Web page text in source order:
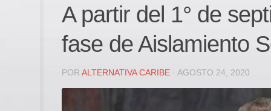
A partir del 1° de
fase de Aislamiento
POR ALTERNATIVA CARIBE · AGOSTO 24, 2020